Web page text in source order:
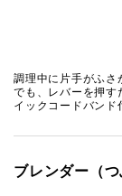
調理中に片手がふさ
でも、レバーを押す
イックコードバンド
ブレンダー（